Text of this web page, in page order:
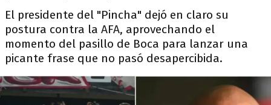
El presidente del "Pincha" dejó en claro su
postura contra la AFA, aprovechando el
momento del pasillo de Boca para lanzar una
picante frase que no pasó desapercibida.